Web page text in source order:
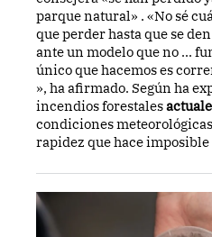
parque natural» . «No sé
que perder hasta que se
ante un modelo que no ...
único que hacemos es
», ha afirmado. Según ha
incendios forestales
condiciones
rapidez que hace